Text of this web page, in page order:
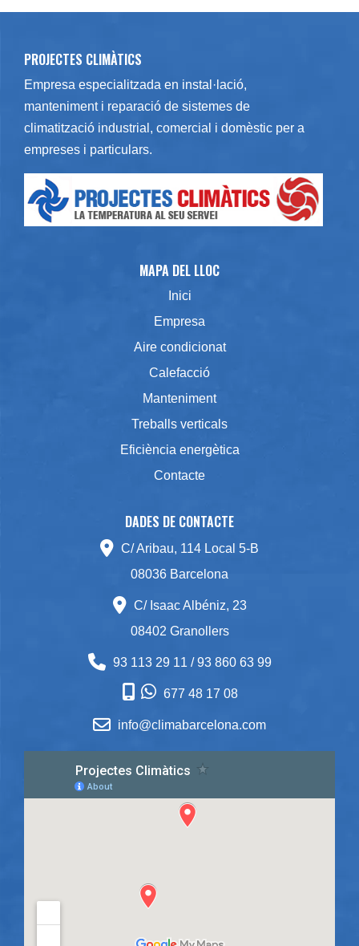
PROJECTES CLIMÀTICS
Empresa especialitzada en instal·lació,
mantenimenti reparació de sistemes de
climatització industrial, comercial i domèstic per a
empreses i particulars.
MAPA DEL LLOC
Inici
Empresa
Aire condicionat
Calefacció
Manteniment
Treballs verticals
Eficiència energètica
Contacte
DADES DE CONTACTE
C/ Aribau, 114 Local 5-B
08036 Barcelona
C/ Isaac Albéniz, 23
08402 Granollers
93 113 29 11 /93 860 63 99
677 48 17 08
info@climabarcelona.com